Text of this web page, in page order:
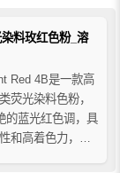
料玫红色粉_溶
Red 4B是一款高
荧光染料色粉，
的蓝光红色调，具
和高着色力，润